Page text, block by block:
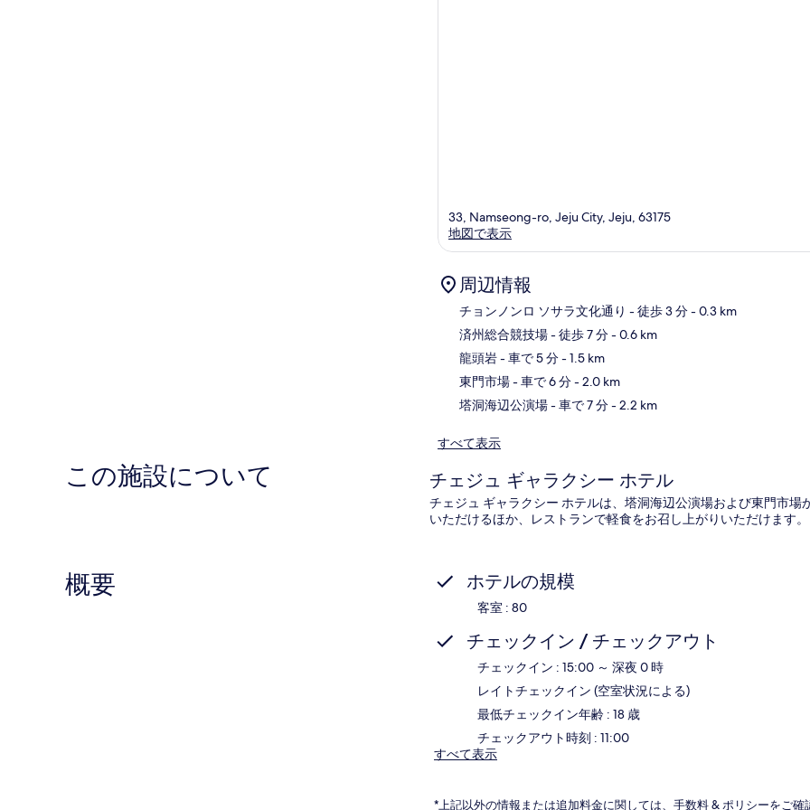
33, Namseong-ro, Jeju City, Jeju, 63175
地図で表示
周辺情報
チョンノンロ ソサラ文化通り - 徒歩 3 分- 0.3 km
済州総合競技場- 徒歩 7 分- 0.6 km
龍頭岩- 車で 5 分- 1.5 km
東門市場- 車で 6 分- 2.0 km
塔洞海辺公演場- 車で 7 分- 2.2 km
すべて表示
この施設について チェジュ ギャラクシー ホテル
チェジュ ギャラクシー ホテルは、塔洞海辺公演場および東門市
いただけるほか、レストランで軽食をお召し上がりいただけます。
概要 ホテルの規模
客室 : 80
チェックイン / チェックアウト
チェックイン : 15:00 ～ 深夜 0 時
レイトチェックイン (空室状況による)
最低チェックイン年齢 : 18 歳
チェックアウト時刻 : 11:00
すべて表示
*上記以外の情報または追加料金に関しては、手数料 & ポリシーをご確